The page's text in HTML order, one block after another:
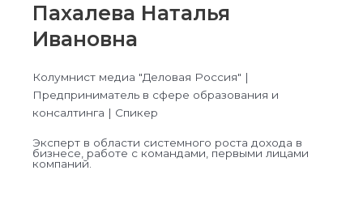
Пахалева Наталья
Ивановна
Колумнист медиа "Деловая Россия" |
Предприниматель в сфере образования и
консалтинга | Спикер
Эксперт в области системного роста дохода в
бизнесе, работе с командами, первыми лицами
компаний.